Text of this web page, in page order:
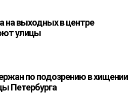
на выходных в центре
улицы
по подозрению в хищении
Петербурга